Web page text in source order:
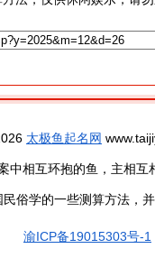
太极鱼起名网
中相互环抱的鱼，主相
俗学的一些测算方法，
渝ICP备19015303号-1